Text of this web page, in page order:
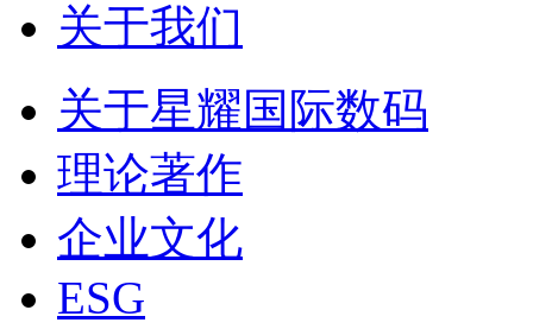
关于我们
关于星耀国际数码
理论著作
企业文化
ESG